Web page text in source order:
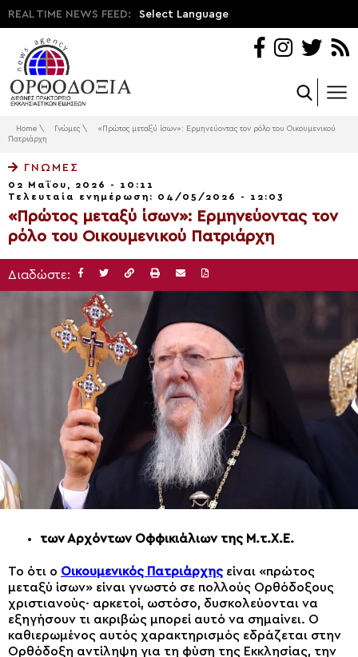
REAL TIME NEWS FEED: Select Language
Home \ Γνώμες \
«Πρώτος μεταξύ ίσων»: Ερμηνεύοντας τον ρόλο του Οικουμενικού
Πατριάρχη
ΓΝΏΜΕΣ
02 Μαΐου, 2026 - 10:11
Τελευταία ενημέρωση: 04/05/2026 - 12:03
«Πρώτος μεταξύ ίσων»: Ερμηνεύοντας τον
ρόλο του Οικουμενικού Πατριάρχη
Διαδώστε:
των Αρχόντων Οφφικιάλιων της Μ.τ.Χ.Ε.
Το ότι ο Οικουμενικός Πατριάρχης είναι «πρώτος
μεταξύ ίσων» είναι γνωστό σε πολλούς Ορθόδοξους
χριστιανούς· αρκετοί, ωστόσο, δυσκολεύονται να
εξηγήσουν τι ακριβώς μπορεί αυτό να σημαίνει. Ο
καθιερωμένος αυτός χαρακτηρισμός εδράζεται στην
Ορθόδοξη αντίληψη για τη φύση της Εκκλησίας, την